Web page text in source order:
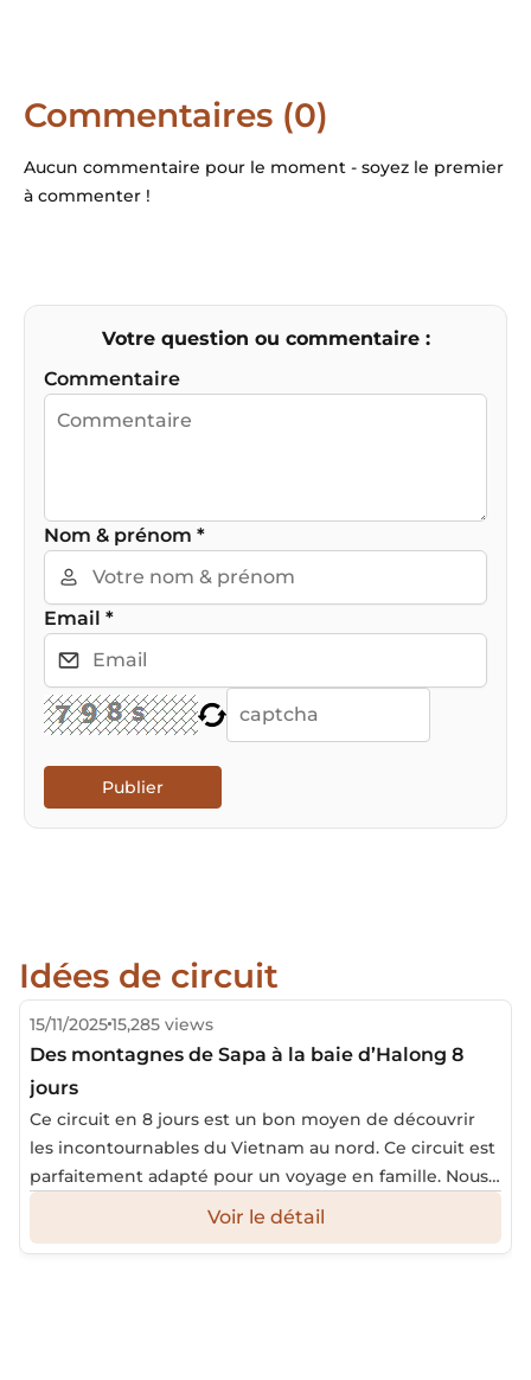
de ces villages au charme unique.
Commentaires (0)
Aucun commentaire pour le moment - soyez le premier
à commenter !
Votre question ou commentaire :
Commentaire
Nom & prénom *
Email *
Publier
Idées de circuit